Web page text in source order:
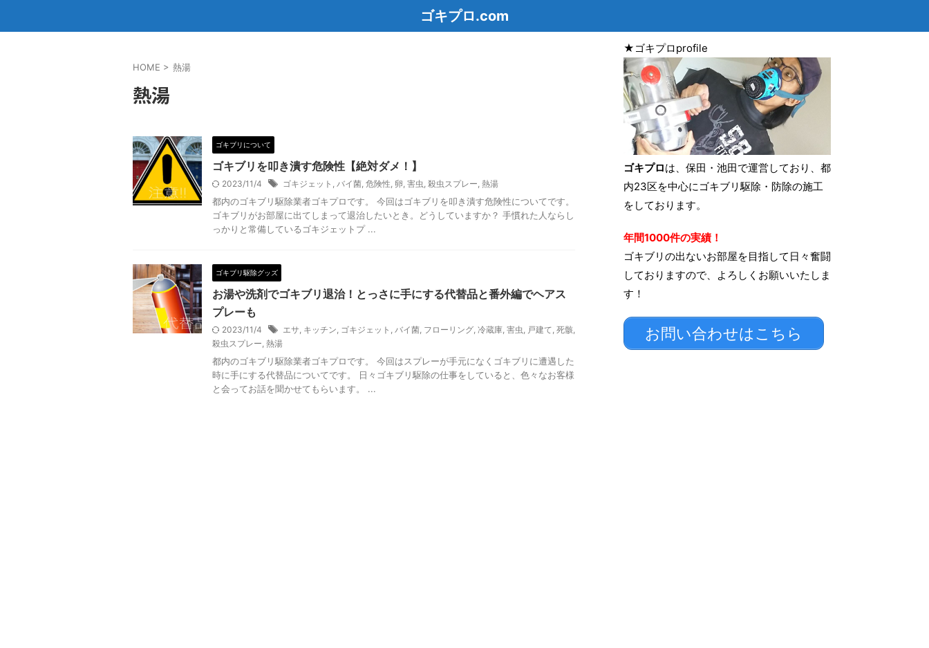
ゴキプロ.com
HOME > 熱湯
熱湯
ゴキブリについて
ゴキブリを叩き潰す危険性【絶対ダメ！】
2023/11/4 ゴキジェット , バイ菌, 危険性, 卵, 害虫, 殺虫スプレー, 熱湯
都内のゴキブリ駆除業者ゴキプロです。 今回はゴキブリを叩き潰す危険性についてです。
ゴキブリがお部屋に出てしまって退治したいとき。どうしていますか？ 手慣れた人ならし
っかりと常備しているゴキジェットプ ...
ゴキブリ駆除グッズ
お湯や洗剤でゴキブリ退治！とっさに手にする代替品と番外編でヘアス
プレーも
2023/11/4 エサ, キッチン, ゴキジェット , バイ菌, フローリング, 冷蔵庫, 害虫, 戸建て, 死骸,
殺虫スプレー, 熱湯
都内のゴキブリ駆除業者ゴキプロです。 今回はスプレーが手元になくゴキブリに遭遇した
時に手にする代替品についてです。 日々ゴキブリ駆除の仕事をしていると、色々なお客様
と会ってお話を聞かせてもらいます。 ...
★ゴキプロprofile
ゴキプロは、保田・池田で運営しており、都
内23区を中心にゴキブリ駆除・防除の施工
をしております。
年間1000件の実績！
ゴキブリの出ないお部屋を目指して日々奮闘
しておりますので、よろしくお願いいたしま
す！
お問い合わせはこちら